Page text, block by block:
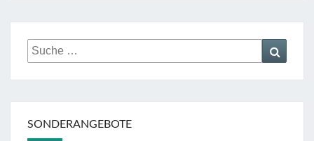
Suche
nach:
SONDERANGEBOTE